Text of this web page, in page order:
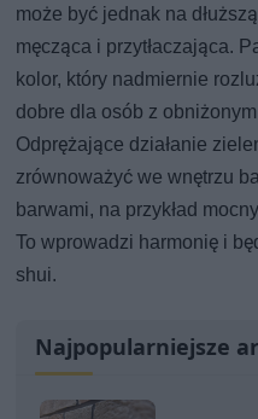
może być jednak na
męcząca i przytłaczająca.
kolor, który nadmiernie
dobre dla osób z
Odprężające działanie
zrównoważyć we wnętrzu
barwami, na przykład
To wprowadzi harmonię i
shui.
Najpopularniejsze